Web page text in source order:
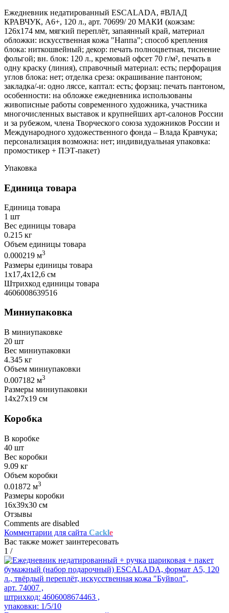
Ежедневник недатированный ESCALADA, #ВЛАД
КРАВЧУК, А6+, 120 л., арт. 70699/ 20 МАКИ (кожзам:
126х174 мм, мягкий переплёт, запаянный край, материал
обложки: искусственная кожа "Наппа"; способ крепления
блока: ниткошвейный; декор: печать полноцветная, тиснение
фольгой; вн. блок: 120 л., кремовый офсет 70 г/м², печать в
одну краску (линия), справочный материал: есть; перфорация
углов блока: нет; отделка среза: окрашивание пантоном;
закладка/-и: одно ляссе, каптал: есть; форзац: печать пантоном,
особенности: на обложке ежедневника использованы
живописные работы современного художника, участника
многочисленных выставок и крупнейших арт-салонов России
и за рубежом, члена Творческого союза художников России и
Международного художественного фонда – Влада Кравчука;
персонализация возможна: нет; индивидуальная упаковка:
промостикер + ПЭТ-пакет)
Упаковка
Единица товара
Единица товара
1 шт
Вес единицы товара
0.215 кг
Объем единицы товара
0.000219 м3
Размеры единицы товара
1х17,4х12,6 см
Штрихкод единицы товара
4606008639516
Миниупаковка
В миниупаковке
20 шт
Вес миниупаковки
4.345 кг
Объем миниупаковки
0.007182 м3
Размеры миниупаковки
14х27х19 см
Коробка
В коробке
40 шт
Вес коробки
9.09 кг
Объем коробки
0.01872 м3
Размеры коробки
16х39х30 см
Отзывы
Comments are disabled
Комментарии для сайта Cackle
Вас также может заинтересовать
1 /
арт. 74007 ,
штрихкод: 4606008674463 ,
упаковки: 1/5/10